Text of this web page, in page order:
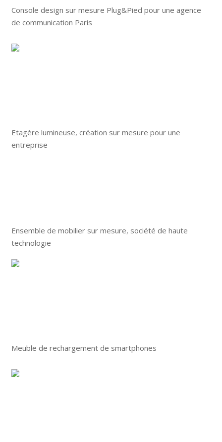
Console design sur mesure Plug&Pied pour une agence
de communication Paris
Etagère lumineuse, création sur mesure pour une
entreprise
Ensemble de mobilier sur mesure, société de haute
technologie
Meuble de rechargement de smartphones